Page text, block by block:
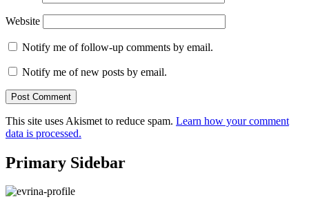
Website
Notify me of follow-up comments by email.
Notify me of new posts by email.
This site uses Akismet to reduce spam. Learn how your comment
data is processed.
Primary Sidebar